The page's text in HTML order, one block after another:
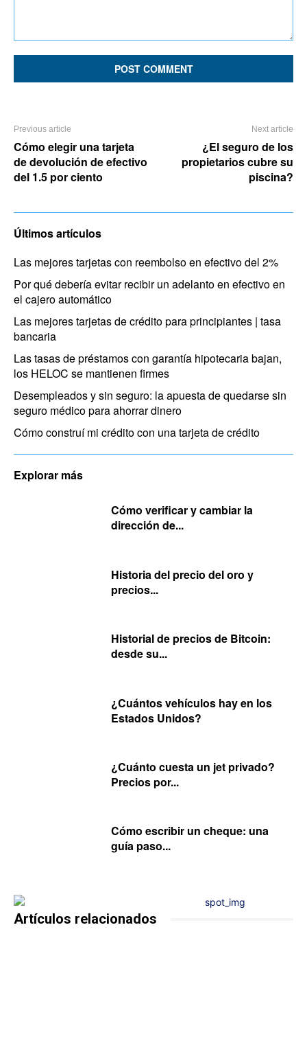
Previous article
Cómo elegir una tarjeta
de devolución de efectivo
del 1.5 por ciento
Next article
¿El seguro de los
propietarios cubre su
piscina?
Últimos artículos
Las mejores tarjetas con reembolso en efectivo del 2%
Por qué debería evitar recibir un adelanto en efectivo en
el cajero automático
Las mejores tarjetas de crédito para principiantes | tasa
bancaria
Las tasas de préstamos con garantía hipotecaria bajan,
los HELOC se mantienen firmes
Desempleados y sin seguro: la apuesta de quedarse sin
seguro médico para ahorrar dinero
Cómo construí mi crédito con una tarjeta de crédito
Explorar más
Cómo verificar y cambiar la
dirección de...
Historia del precio del oro y
precios...
Historial de precios de Bitcoin:
desde su...
¿Cuántos vehículos hay en los
Estados Unidos?
¿Cuánto cuesta un jet privado?
Precios por...
Cómo escribir un cheque: una
guía paso...
Artículos relacionados